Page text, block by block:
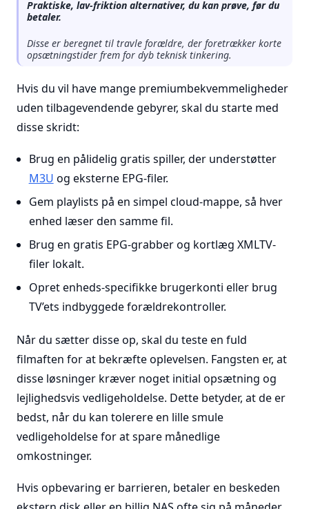
Praktiske, lav-friktion alternativer, du kan prøve, før du
betaler.
Disse er beregnet til travle forældre, der foretrækker korte
opsætningstider frem for dyb teknisk tinkering.
Hvis du vil have mange premiumbekvemmeligheder
uden tilbagevendende gebyrer, skal du starte med
disse skridt:
Brug en pålidelig gratis spiller, der understøtter
M3U og eksterne EPG-filer.
Gem playlists på en simpel cloud-mappe, så hver
enhed læser den samme fil.
Brug en gratis EPG-grabber og kortlæg XMLTV-
filer lokalt.
Opret enheds-specifikke brugerkonti eller brug
TV’ets indbyggede forældrekontroller.
Når du sætter disse op, skal du teste en fuld
filmaften for at bekræfte oplevelsen. Fangsten er, at
disse løsninger kræver noget initial opsætning og
lejlighedsvis vedligeholdelse. Dette betyder, at de er
bedst, når du kan tolerere en lille smule
vedligeholdelse for at spare månedlige
omkostninger.
Hvis opbevaring er barrieren, betaler en beskeden